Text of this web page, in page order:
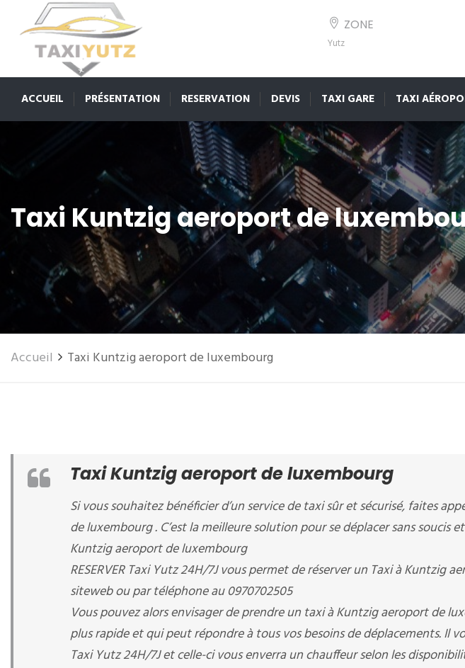
ZONE
Yutz
ACCUEIL PRÉSENTATION RESERVATION DEVIS TAXI GARE TAXI
Taxi Kuntzig aeroport de
Accueil Taxi Kuntzig aeroport de luxembourg
Taxi Kuntzig aeroport de luxembourg
Si vous souhaitez bénéficier d’un service de taxi sûr et sécurisé, faites
de luxembourg . C’est la meilleure solution pour se déplacer sans
Kuntzig aeroport de luxembourg
RESERVER Taxi Yutz 24H/7J vous permet de réserver un Taxi à Kuntzig
siteweb ou par téléphone au 0970702505
Vous pouvez alors envisager de prendre un taxi à Kuntzig aeroport de
plus rapide et qui peut répondre à tous vos besoins de déplacements. Il
Taxi Yutz 24H/7J et celle-ci vous enverra un chauffeur selon les